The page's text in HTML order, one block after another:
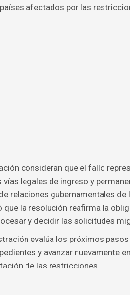
afectados por las
consideran que el fallo
vías legales de ingreso y
relaciones gubernamentales
que la resolución reafirma la
y decidir las solicitudes
evalúa los próximos
y avanzar nuevamente
de las restricciones.